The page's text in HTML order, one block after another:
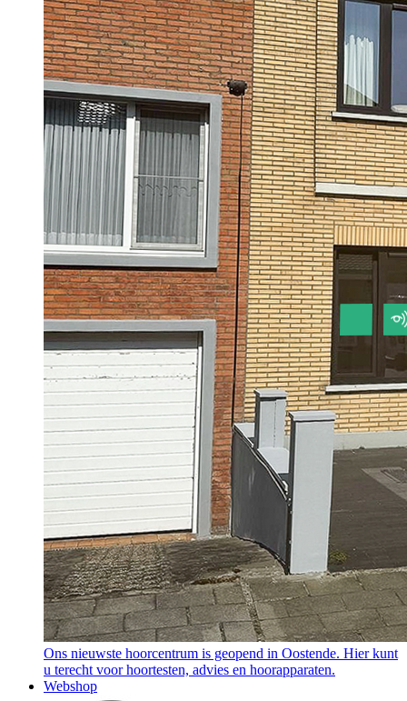
Ons nieuwste hoorcentrum is geopend in Oostende. Hier kunt
u terecht voor hoortesten, advies en hoorapparaten.
Webshop